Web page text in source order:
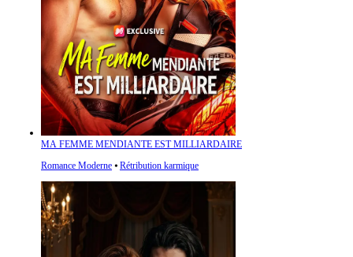
MA FEMME MENDIANTE EST MILLIARDAIRE
Romance Moderne ⦁ Rétribution karmique